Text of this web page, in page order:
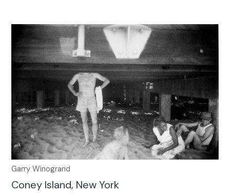
Garry Winogrand
Coney Island, New York